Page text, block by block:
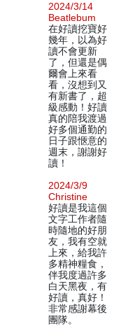
2024/3/14
Beatlebum
在好讀挖寶好
幾年，以為好
讀不會更新
了，但還是偶
爾會上來看
看，沒想到又
有新書了，超
級感動！好讀
真的陪我渡過
好多個通勤的
日子跟愜意的
週末，謝謝好
讀！
2024/3/9
Christine
好讀是我這個
文字工作者隨
時隨地的好朋
友，我有空就
上來，給我許
多精神糧食，
伴我度過許多
白天黑夜，有
好讀，真好！
非常感謝幕後
團隊。